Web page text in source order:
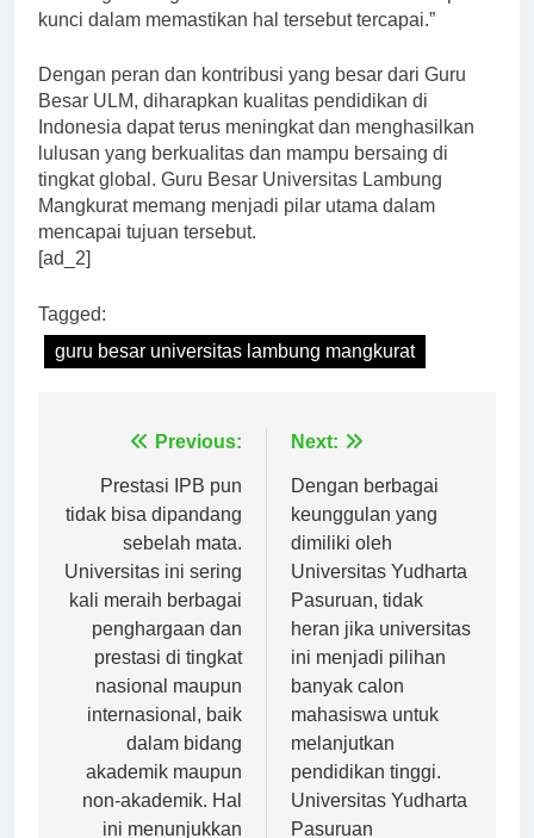
bersaing di era globalisasi. Guru Besar memiliki peran
Dengan peran dan kontribusi yang besar dari Guru
Besar ULM, diharapkan kualitas pendidikan di
Indonesia dapat terus meningkat dan menghasilkan
lulusan yang berkualitas dan mampu bersaing di
tingkat global. Guru Besar Universitas Lambung
Mangkurat memang menjadi pilar utama dalam
mencapai tujuan tersebut.
Tagged:
guru besar universitas lambung mangkurat
posPrestasi IPB pun
tidak bisa dipandang
sebelah mata.
Universitas ini sering
kali meraih berbagai
penghargaan dan
prestasi di tingkat
nasional maupun
internasional, baik
dalam bidang
akademik maupun
non-akademik. Hal
Dengan berbagai
keunggulan yang
dimiliki oleh
Universitas Yudharta
Pasuruan, tidak
heran jika universitas
ini menjadi pilihan
banyak calon
mahasiswa untuk
melanjutkan
pendidikan tinggi.
Universitas Yudharta